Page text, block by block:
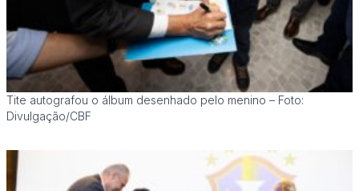
Tite autografou o álbum desenhado pelo menino – Foto:
Divulgação/CBF